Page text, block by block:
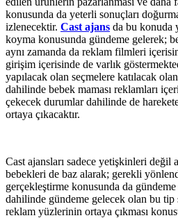
konusunda da yeterli sonuçları
izlenecektir. Cast ajans da bu konuda
koyma konusunda gündeme gelerek;
aynı zamanda da reklam filmleri
girişim içerisinde de varlık
yapılacak olan seçmelere katılacak
dahilinde bebek maması reklamları
çekecek durumlar dahilinde de
ortaya çıkacaktır.
Cast ajansları sadece yetişkinleri değil
bebekleri de baz alarak; gerekli
gerçekleştirme konusunda da
dahilinde gündeme gelecek olan bu tip
reklam yüzlerinin ortaya çıkması